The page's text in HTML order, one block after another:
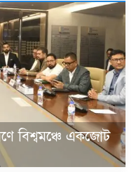
বিশ্বমঞ্চে একজোট